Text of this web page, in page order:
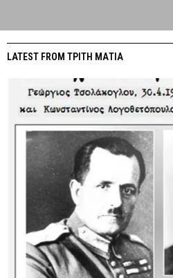
LATEST FROM ΤΡΙΤΗ ΜΑΤΙΑ